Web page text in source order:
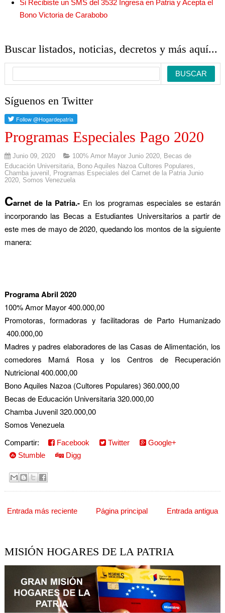
Si Recibiste un SMS del 3532 Ingresa en Patria y Acepta el
Bono Victoria de Carabobo
Buscar listados, noticias, decretos y más aquí...
Síguenos en Twitter
Programas Especiales Pago 2020
Junio 09, 2020 100% Amor Mayor Junio 2020,
Becas de
Educación Universitaria, Bono Aquiles Nazoa Cultores Populares
Chamba juvenil
Programas Especiales del Carnet de la Patria Junio
2020, Somos Venezuela
Carnet de la Patria.- En los programas especiales se estarán
incorporando las Becas a Estudiantes Universitarios a partir de
este mes de mayo de 2020, quedando los montos de la siguiente
manera:
ProgramaAbril 2020
100% Amor Mayor400.000,00
Promotoras, formadoras y facilitadoras de Parto Humanizado
400.000,00
Madres y padres elaboradores de las Casas de Alimentación, los
comedores Mamá Rosa y los Centros de Recuperación
Nutricional400.000,00
Bono Aquiles Nazoa (Cultores Populares) 360.000,00
Becas de Educación Universitaria320.000,00
Chamba Juvenil320.000,00
Somos Venezuela
Compartir: Facebook Twitter
Google+
Stumble
Digg
Entrada más reciente Entrada antigua
Página principal
MISIÓN HOGARES DE LA PATRIA